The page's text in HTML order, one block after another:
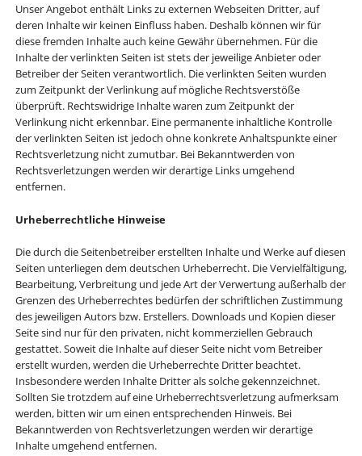
Unser Angebot enthält Links zu externen Webseiten Dritter, auf
deren Inhalte wir keinen Einfluss haben. Deshalb können wir für
diese fremden Inhalte auch keine Gewähr übernehmen. Für die
Inhalte der verlinkten Seiten ist stets der jeweilige Anbieter oder
Betreiber der Seiten verantwortlich. Die verlinkten Seiten wurden
zum Zeitpunkt der Verlinkung auf mögliche Rechtsverstöße
überprüft. Rechtswidrige Inhalte waren zum Zeitpunkt der
Verlinkung nicht erkennbar. Eine permanente inhaltliche Kontrolle
der verlinkten Seiten ist jedoch ohne konkrete Anhaltspunkte einer
Rechtsverletzung nicht zumutbar. Bei Bekanntwerden von
Rechtsverletzungen werden wir derartige Links umgehend
entfernen.
Urheberrechtliche Hinweise
Die durch die Seitenbetreiber erstellten Inhalte und Werke auf diesen
Seiten unterliegen dem deutschen Urheberrecht. Die Vervielfältigung,
Bearbeitung, Verbreitung und jede Art der Verwertung außerhalb der
Grenzen des Urheberrechtes bedürfen der schriftlichen Zustimmung
des jeweiligen Autors bzw. Erstellers. Downloads und Kopien dieser
Seite sind nur für den privaten, nicht kommerziellen Gebrauch
gestattet. Soweit die Inhalte auf dieser Seite nicht vom Betreiber
erstellt wurden, werden die Urheberrechte Dritter beachtet.
Insbesondere werden Inhalte Dritter als solche gekennzeichnet.
Sollten Sie trotzdem auf eine Urheberrechtsverletzung aufmerksam
werden, bitten wir um einen entsprechenden Hinweis. Bei
Bekanntwerden von Rechtsverletzungen werden wir derartige
Inhalte umgehend entfernen.